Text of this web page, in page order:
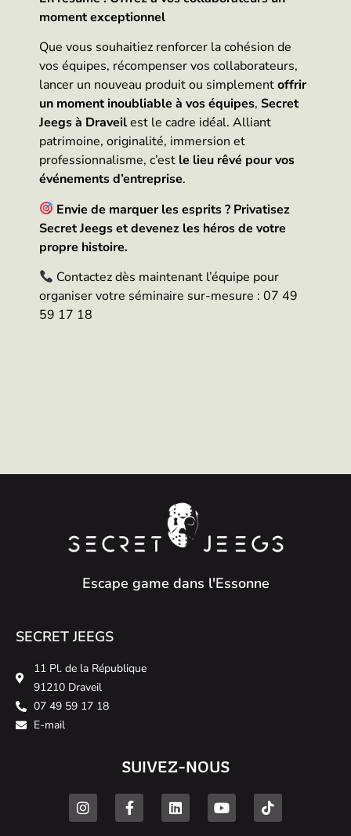
moment exceptionnel
Que vous souhaitiez renforcer la cohésion de
vos équipes, récompenser vos collaborateurs,
lancer un nouveau produit ou simplementoffrir
un moment inoubliable à vos équipes, Secret
Jeegs à Draveilest le cadre idéal. Alliant
patrimoine, originalité, immersion et
professionnalisme, c’est le lieu rêvé pour vos
événements d’entreprise.
Envie de marquer les esprits ? Privatisez
Secret Jeegs et devenez les héros de votre
propre histoire.
Contactez dès maintenant l’équipe pour
organiser votre séminaire sur-mesure : 07 49
59 17 18
Escape game dans l'Essonne
SECRET JEEGS
11 Pl. de la République
91210 Draveil
07 49 59 17 18
E-mail
SUIVEZ-NOUS